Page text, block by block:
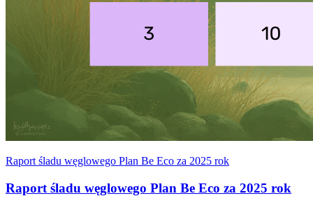
Raport śladu węglowego Plan Be Eco za 2025 rok
Raport śladu węglowego Plan Be Eco za 2025 rok